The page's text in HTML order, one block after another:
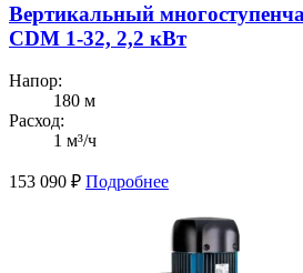
Вертикальный
CDM 1-32, 2,2 кВт
Напор:
180 м
Расход:
1 м³/ч
153 090 ₽ Подробнее